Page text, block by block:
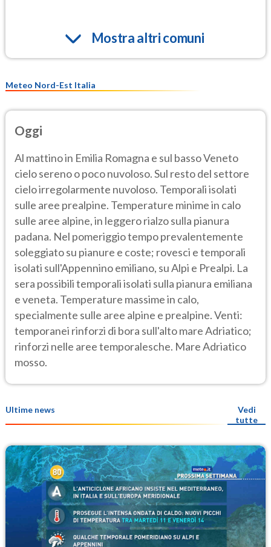
Mostra altri comuni
Meteo Nord-Est Italia
Oggi
Al mattino in Emilia Romagna e sul basso Veneto
cielo sereno o poco nuvoloso. Sul resto del settore
cielo irregolarmente nuvoloso. Temporali isolati
sulle aree prealpine. Temperature minime in calo
sulle aree alpine, in leggero rialzo sulla pianura
padana. Nel pomeriggio tempo prevalentemente
soleggiato su pianure e coste; rovesci e temporali
isolati sull'Appennino emiliano, su Alpi e Prealpi. La
sera possibili temporali isolati sulla pianura emiliana
e veneta. Temperature massime in calo,
specialmente sulle aree alpine e prealpine. Venti:
temporanei rinforzi di bora sull'alto mare Adriatico;
rinforzi nelle aree temporalesche. Mare Adriatico
mosso.
Ultime news
Vedi
tutte